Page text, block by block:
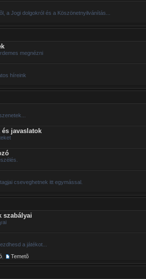
a Jogi dolgokról és a Köszönetnyilvánítás...
megnézni
híreink
és javaslatok
cseveghetnek itt egymással.
szabályai
a játékot...
Temetõ